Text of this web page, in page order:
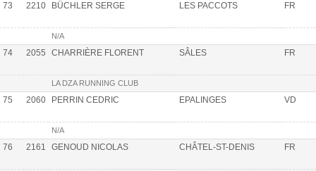
73 2210 BÜCHLER SERGE LES PACCOTS FR
N/A
74 2055 CHARRIÈRE FLORENT SÂLES FR
LA DZA RUNNING CLUB
75 2060 PERRIN CEDRIC EPALINGES VD
N/A
76 2161 GENOUD NICOLAS CHÂTEL-ST-DENIS FR